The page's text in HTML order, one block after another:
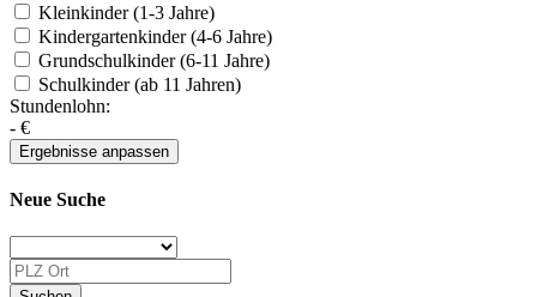
Kleinkinder (1-3 Jahre)
Kindergartenkinder (4-6 Jahre)
Grundschulkinder (6-11 Jahre)
Schulkinder (ab 11 Jahren)
Stundenlohn:
- €
Neue Suche